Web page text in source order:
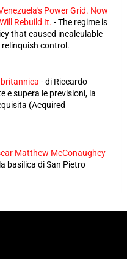
Power Grid. Now
Rebuild It. -The regime is
that caused incalculable
control.
-di Riccardo
e supera le previsioni, la
(Acquired
Matthew McConaughey
basilica di San Pietro